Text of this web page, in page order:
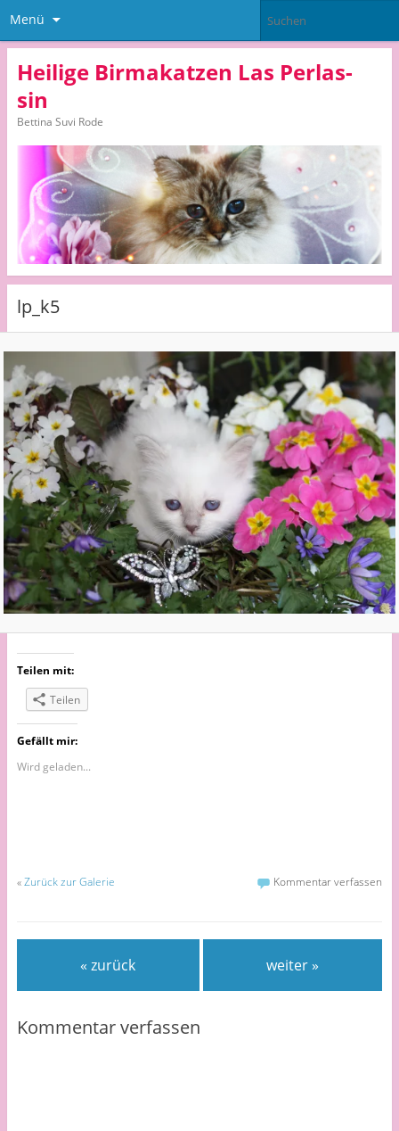
Menü
Heilige Birmakatzen Las Perlas-
sin
Bettina Suvi Rode
lp_k5
Teilen mit:
Teilen
Gefällt mir:
Wird geladen...
«Zurück zur Galerie Kommentar verfassen
« zurück weiter »
Kommentar verfassen